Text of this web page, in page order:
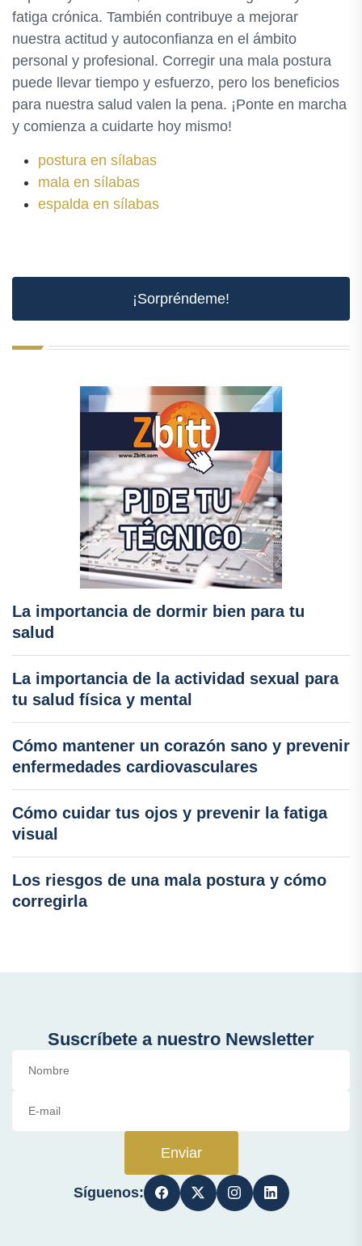
fatiga crónica. También contribuye a mejorar
nuestra actitud y autoconfianza en el ámbito
personal y profesional. Corregir una mala postura
puede llevar tiempo y esfuerzo, pero los beneficios
para nuestra salud valen la pena. ¡Ponte en marcha
y comienza a cuidarte hoy mismo!
postura en sílabas
mala en sílabas
espalda en sílabas
¡Sorpréndeme!
La importancia de dormir bien para tu
salud
La importancia de la actividad sexual para
tu salud física y mental
Cómo mantener un corazón sano y prevenir
enfermedades cardiovasculares
Cómo cuidar tus ojos y prevenir la fatiga
visual
Los riesgos de una mala postura y cómo
corregirla
Suscríbete a nuestro Newsletter
Enviar
Síguenos: